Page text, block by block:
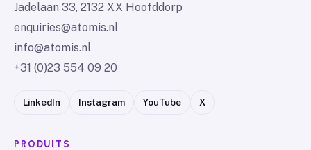
Jadelaan 33, 2132 XX Hoofddorp
enquiries@atomis.nl
info@atomis.nl
+31 (0)23 554 09 20
LinkedIn Instagram YouTube X
PRODUITS